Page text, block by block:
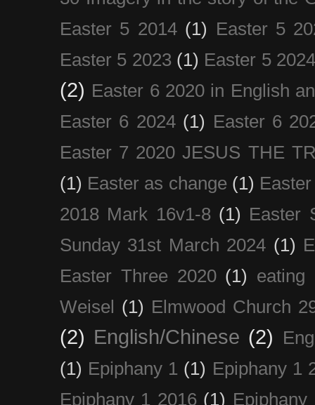
Easter 5 2014 (1) Easter 5
Easter 5 2023 (1) Easter 5
(2) Easter 6 2020 in English
Easter 6 2024 (1) Easter 6
Easter 7 2020 JESUS THE
(1) Easter as change (1)
2018 Mark 16v1-8 (1) Easter
Sunday 31st March 2024 (1)
Easter Three 2020 (1) eating
Weisel (1) Elmwood Church
(2) English/Chinese (2)
(1) Epiphany 1 (1) Epiphany 1
Epiphany 1 2016 (1) Epiphany